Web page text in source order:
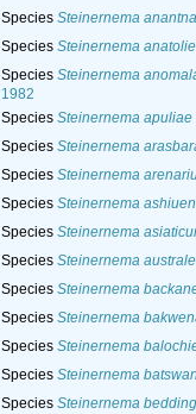
Species Steinernema
Species Steinernema
Species Steinernema
1982
Species Steinernema apuliae
Species Steinernema
Species Steinernema
Species Steinernema
Species Steinernema
Species Steinernema australe
Species Steinernema
Species Steinernema
Species Steinernema
Species Steinernema
Species Steinernema